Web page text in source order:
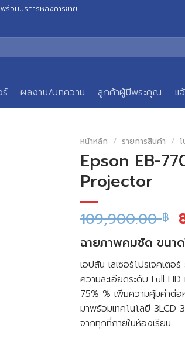
ร้อมบริการหลังการขาย
ร์ ผลงาน/บทความ ลูกค้าผู้มีพระคุณ แ
หน้าหลัก / รายการสินค้า /
Epson EB-
Projector
109,900.00฿
ฉายภาพคมชัด ขนา
เอปสัน เลเซอร์โปรเจคเต
ความละเอียดระดับ Full
75% % เพิ่มความคุ้มค่าต่อ
มาพร้อมเทคโนโลยี 3LCD
จากทุกที่ภายในห้องเรียน